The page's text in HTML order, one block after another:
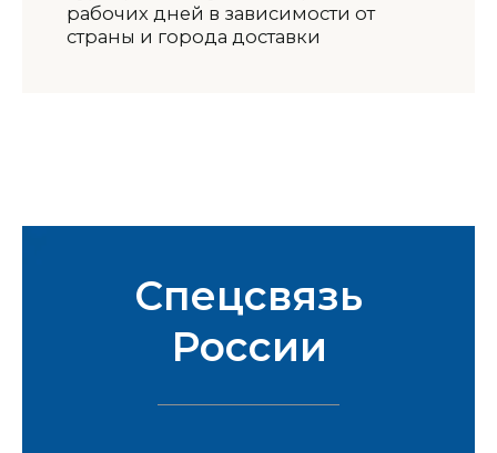
рабочих дней в зависимости от
страны и города доставки
Спецсвязь
России